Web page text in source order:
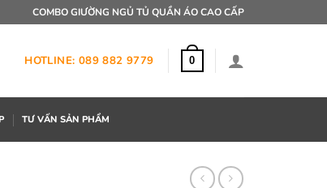
COMBO GIƯỜNG NGỦ TỦ QUẦN ÁO CAO CẤP
HOTLINE: 089 882 9779 0
TƯ VẤN SẢN PHẨM